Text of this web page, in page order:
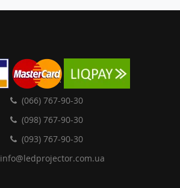
(066) 767-90-30
(098) 767-90-30
(093) 767-90-30
info@ledprojector.com.ua